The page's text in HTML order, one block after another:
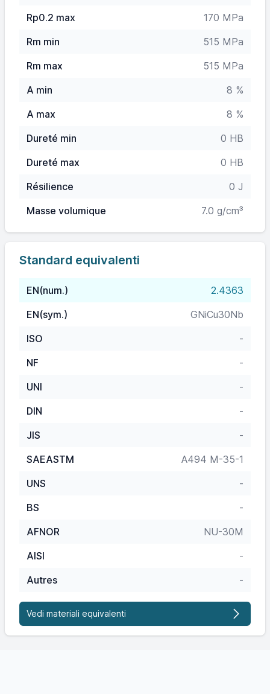
Rp0.2 max
170 MPa
Rm min
515 MPa
Rm max
515 MPa
A min
8 %
A max
8 %
Dureté min
0 HB
Dureté max
0 HB
Résilience
0 J
Masse volumique
7.0 g/cm³
Standard equivalenti
EN(num.)
2.4363
EN(sym.)
GNiCu30Nb
ISO
-
NF
-
UNI
-
DIN
-
JIS
-
SAEASTM
A494 M-35-1
UNS
-
BS
-
AFNOR
NU-30M
AISI
-
Autres
-
Vedi materiali equivalenti